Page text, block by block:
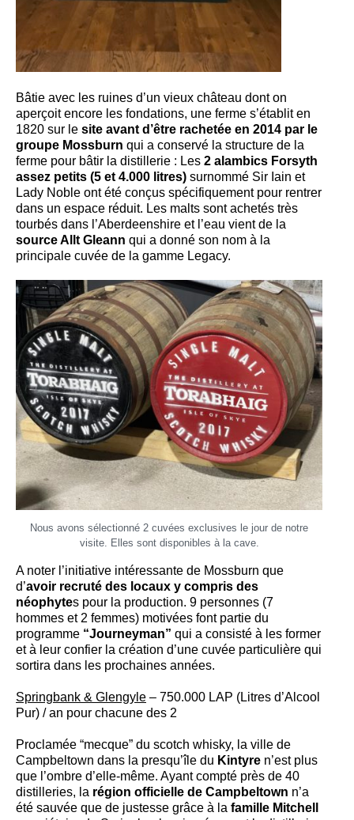
Bâtie avec les ruines d’un vieux château dont on
aperçoit encore les fondations, une ferme s’établit en
1820 sur le site avant d’être rachetée en 2014 par le
groupe Mossburn qui a conservé la structure de la
ferme pour bâtir la distillerie : Les 2 alambics Forsyth
assez petits (5 et 4.000 litres) surnommé Sir Iain et
Lady Noble ont été conçus spécifiquement pour rentrer
dans un espace réduit. Les malts sont achetés très
tourbés dans l’Aberdeenshire et l’eau vient de la
source Allt Gleann qui a donné son nom à la
principale cuvée de la gamme Legacy.
Nous avons sélectionné 2 cuvées exclusives le jour de notre
visite. Elles sont disponibles à la cave.
A noter l’initiative intéressante de Mossburn que
d’avoir recruté des locaux y compris des
néophytes pour la production. 9 personnes (7
hommes et 2 femmes) motivées font partie du
programme “Journeyman” qui a consisté à les former
et à leur confier la création d’une cuvée particulière qui
sortira dans les prochaines années.
Springbank & Glengyle – 750.000 LAP (Litres d’Alcool
Pur) / an pour chacune des 2
Proclamée “mecque” du scotch whisky, la ville de
Campbeltown dans la presqu’île du Kintyre n’est plus
que l’ombre d’elle-même. Ayant compté près de 40
distilleries, la région officielle de Campbeltown n’a
été sauvée que de justesse grâce à la famille Mitchell